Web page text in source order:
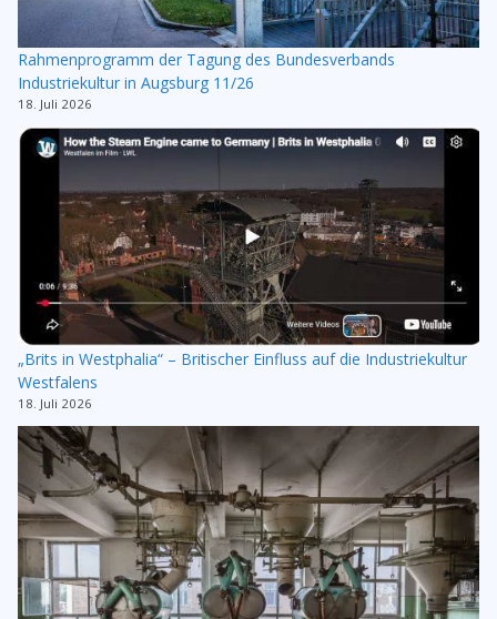
Rahmenprogramm der Tagung des Bundesverbands
Industriekultur in Augsburg 11/26
18. Juli 2026
„Brits in Westphalia“ – Britischer Einfluss auf die Industriekultur
Westfalens
18. Juli 2026